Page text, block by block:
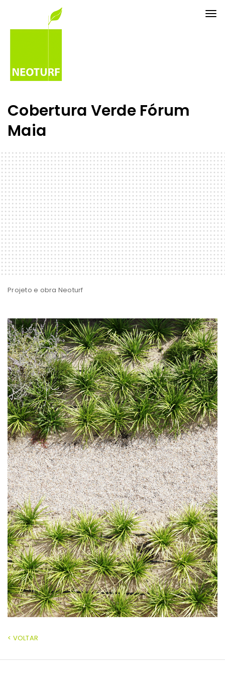
Cobertura Verde Fórum
Maia
Projeto e obra Neoturf
< VOLTAR